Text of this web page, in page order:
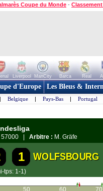
Coupe du Monde -
Liverpool ManCity Barca Real
d'Europe Les Bleus &
| Belgique | Pays-Bas | Portugal
57000 | Arbitre : M. Gräfe
1 WOLFSBOURG
tps: 1-1)
50 60 70